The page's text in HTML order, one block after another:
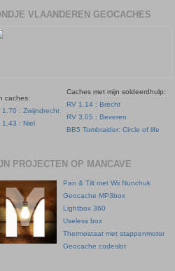
VLAANDEREN GEOCACHES
caches:
1.70 : Zwijndrecht
1.43 : Niel
Caches met mijn soldeerdhulp:
RV 1.14 : Brecht
RV 3.05 : Beveren
BB5 Tombraider: Circle of life
PROJECTEN OP MANCAVE
Pan & Tilt met Wii Nunchuk
Geocache MP3box
Lightbox 360
Useless box
Thermostaat met stappenmotor
Geocache codeslot